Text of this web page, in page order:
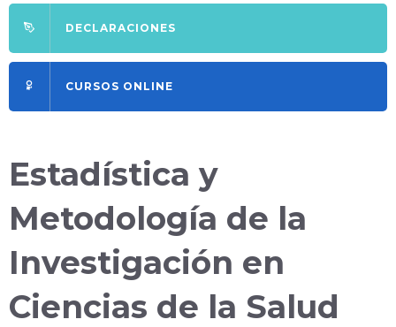
DECLARACIONES
CURSOS ONLINE
Estadística y
Metodología de la
Investigación en
Ciencias de la Salud